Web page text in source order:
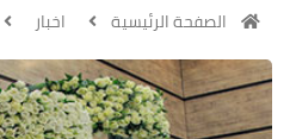
الصفحة الرئيسية اخبار